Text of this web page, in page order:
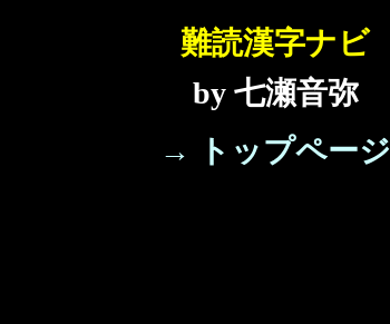
難読漢字ナビ
by 七瀬音弥
→ トップページ